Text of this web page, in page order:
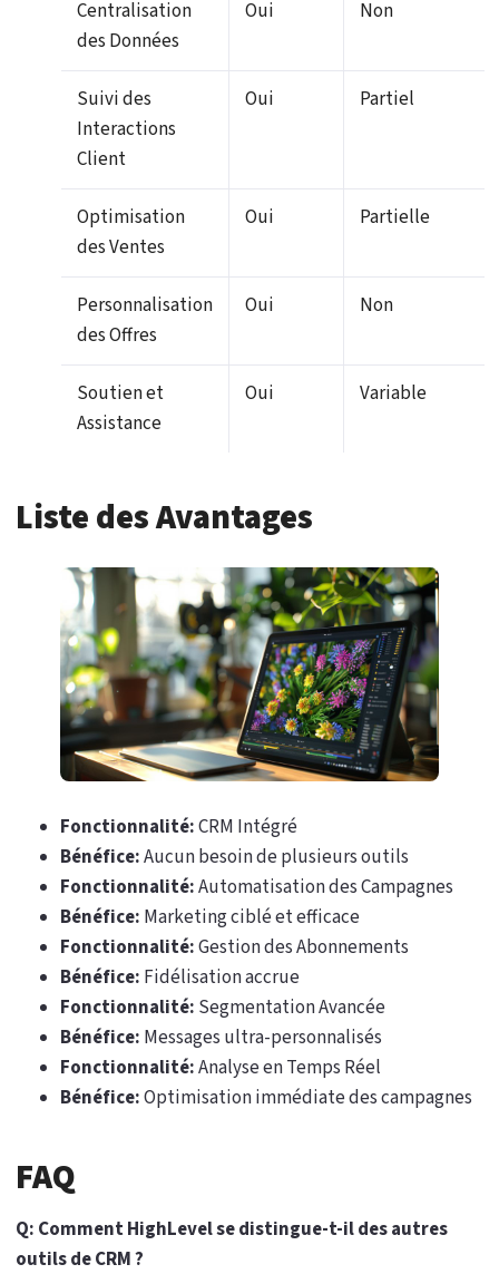
Centralisation
des Données
Oui Non
Suivi des
Interactions
Client
Oui Partiel
Optimisation
des Ventes
Oui Partielle
Personnalisation
des Offres
Oui Non
Soutien et
Assistance
Oui Variable
Liste des Avantages
Fonctionnalité:CRM Intégré
Bénéfice:Aucun besoin de plusieurs outils
Fonctionnalité:Automatisation des Campagnes
Bénéfice: Marketing ciblé et efficace
Fonctionnalité:Gestion des Abonnements
Bénéfice: Fidélisation accrue
Fonctionnalité: Segmentation Avancée
Bénéfice: Messages ultra-personnalisés
Fonctionnalité:Analyse en Temps Réel
Bénéfice:Optimisation immédiate des campagnes
FAQ
Q: Comment HighLevel se distingue-t-il des autres
outils de CRM ?